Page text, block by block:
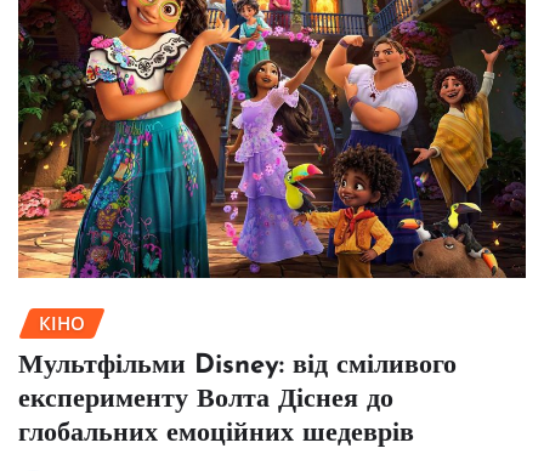
КІНО
Мультфільми Disney: від сміливого
експерименту Волта Діснея до
глобальних емоційних шедеврів